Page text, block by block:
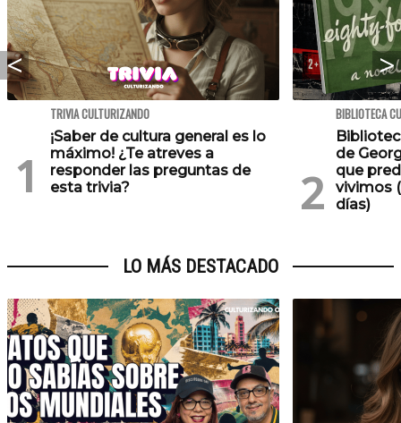
TRIVIA CULTURIZANDO
¡Saber de cultura general es lo
máximo! ¿Te atreves a
responder las preguntas de
esta trivia?
BIBLIOTECA
de
que
vivimos
días)
LO MÁS DESTACADO